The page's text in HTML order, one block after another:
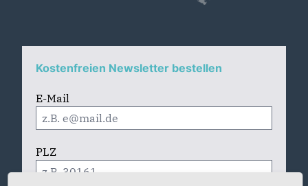
Kostenfreien Newsletter bestellen
E-Mail
PLZ